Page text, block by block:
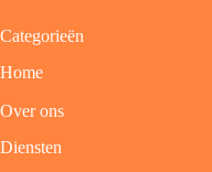
Categorieën
Home
Over ons
Diensten